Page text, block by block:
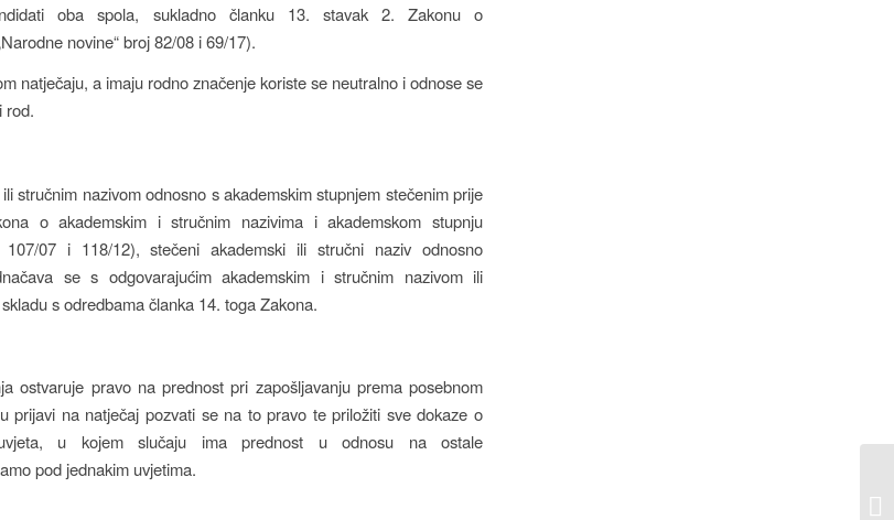
oba spola, sukladno članku 13. stavak 2. Zakonu o
novine“ broj 82/08 i 69/17).
natječaju, a imaju rodno značenje koriste se neutralno i odnose se
rod.
stručnim nazivom odnosno s akademskim stupnjem stečenim prije
o akademskim i stručnim nazivima i akademskom stupnju
107/07 i 118/12), stečeni akademski ili stručni naziv odnosno
se s odgovarajućim akademskim i stručnim nazivom ili
s odredbama članka 14. toga Zakona.
ostvaruje pravo na prednost pri zapošljavanju prema posebnom
prijavi na natječaj pozvati se na to pravo te priložiti sve dokaze o
uvjeta, u kojem slučaju ima prednost u odnosu na ostale
pod jednakim uvjetima.